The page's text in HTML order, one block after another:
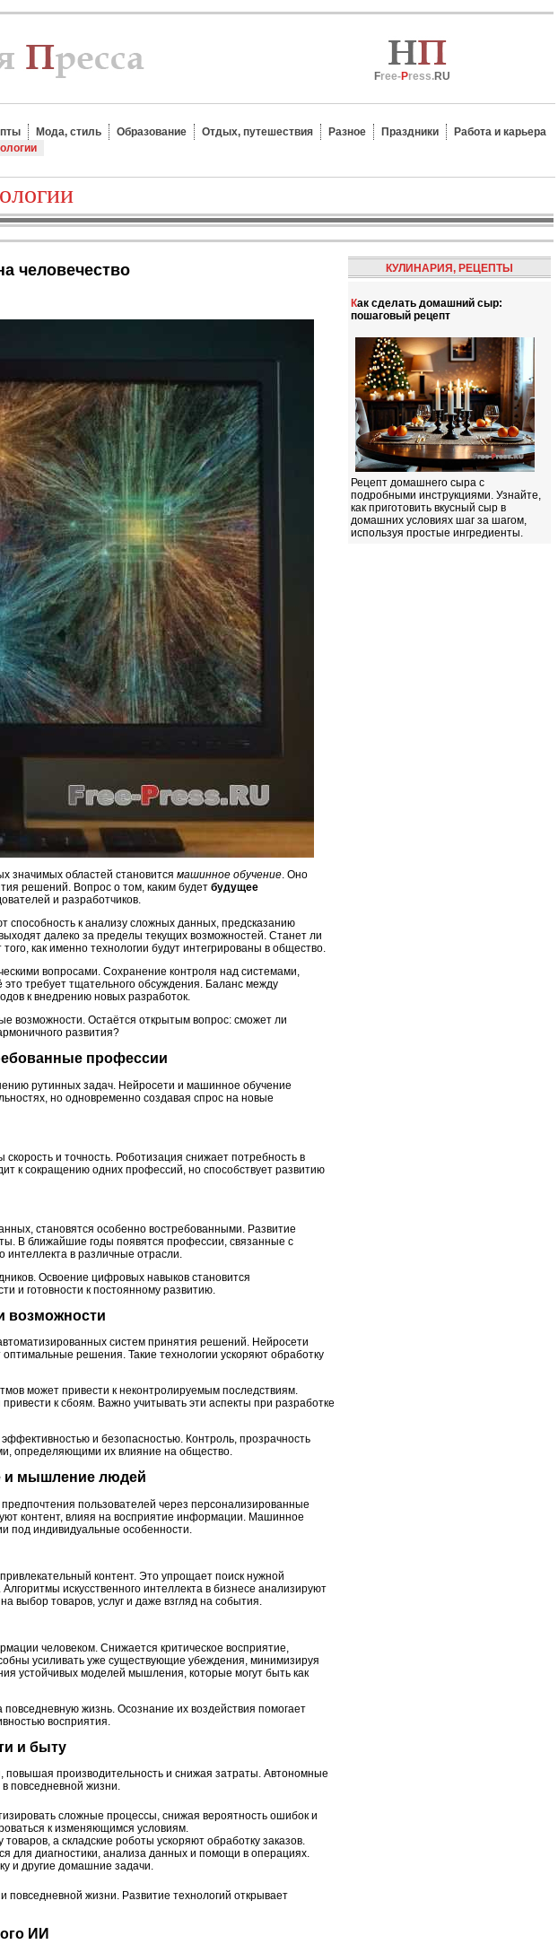
Free-Press.RU
Мода, стиль Образование Отдых, путешествия Разное Праздники
Работа и карьера
человечество
значимых областей становится машинное обучение. Оно
решений. Вопрос о том, каким будет будущее
и разработчиков.
способность к анализу сложных данных, предсказанию
далеко за пределы текущих возможностей. Станет ли
как именно технологии будут интегрированы в общество.
вопросами. Сохранение контроля над системами,
требует тщательного обсуждения. Баланс между
к внедрению новых разработок.
возможности. Остаётся открытым вопрос: сможет ли
развития?
профессии
рутинных задач. Нейросети и машинное обучение
но одновременно создавая спрос на новые
и точность. Роботизация снижает потребность в
к сокращению одних профессий, но способствует развитию
становятся особенно востребованными. Развитие
В ближайшие годы появятся профессии, связанные с
интеллекта в различные отрасли.
Освоение цифровых навыков становится
и готовности к постоянному развитию.
возможности
систем принятия решений. Нейросети
решения. Такие технологии ускоряют обработку
может привести к неконтролируемым последствиям.
к сбоям. Важно учитывать эти аспекты при разработке
и безопасностью. Контроль, прозрачность
определяющими их влияние на общество.
и мышление людей
пользователей через персонализированные
контент, влияя на восприятие информации. Машинное
под индивидуальные особенности.
контент. Это упрощает поиск нужной
искусственного интеллекта в бизнесе анализируют
выбор товаров, услуг и даже взгляд на события.
человеком. Снижается критическое восприятие,
усиливать уже существующие убеждения, минимизируя
устойчивых моделей мышления, которые могут быть как
жизнь. Осознание их воздействия помогает
восприятия.
и быту
повышая производительность и снижая затраты. Автономные
повседневной жизни.
сложные процессы, снижая вероятность ошибок и
к изменяющимся условиям.
а складские роботы ускоряют обработку заказов.
для диагностики, анализа данных и помощи в операциях.
и другие домашние задачи.
жизни. Развитие технологий открывает
ИИ
КУЛИНАРИЯ, РЕЦЕПТЫ
Как сделать домашний сыр:
пошаговый рецепт
Рецепт домашнего сыра с
подробными инструкциями. Узнайте,
как приготовить вкусный сыр в
домашних условиях шаг за шагом,
используя простые ингредиенты.